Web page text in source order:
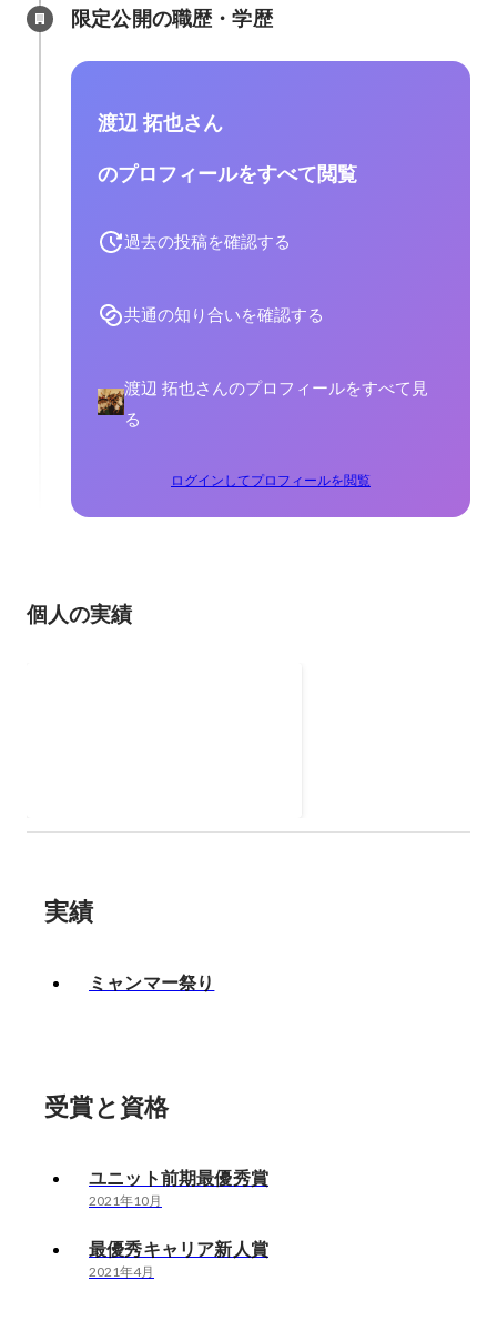
限定公開の職歴・学歴
渡辺 拓也さん
のプロフィールをすべて閲覧
過去の投稿を確認する
共通の知り合いを確認する
渡辺 拓也さんのプロフィールをすべて見
る
ログインしてプロフィールを閲覧
個人の実績
実績
ミャンマー祭り
受賞と資格
ユニット前期最優秀賞
2021年10月
最優秀キャリア新人賞
2021年4月